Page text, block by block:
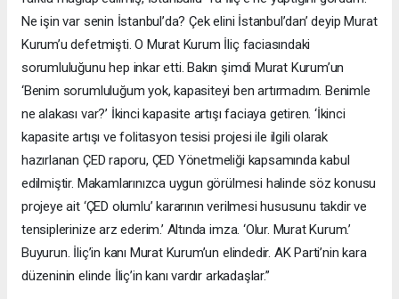
Ne işin var senin İstanbul’da? Çek elini İstanbul’dan’ deyip Murat
Kurum’u defetmişti. O Murat Kurum İliç faciasındaki
sorumluluğunu hep inkar etti. Bakın şimdi Murat Kurum’un
‘Benim sorumluluğum yok, kapasiteyi ben artırmadım. Benimle
ne alakası var?’ İkinci kapasite artışı faciaya getiren. ‘İkinci
kapasite artışı ve folitasyon tesisi projesi ile ilgili olarak
hazırlanan ÇED raporu, ÇED Yönetmeliği kapsamında kabul
edilmiştir. Makamlarınızca uygun görülmesi halinde söz konusu
projeye ait ‘ÇED olumlu’ kararının verilmesi hususunu takdir ve
tensiplerinize arz ederim.’ Altında imza. ‘Olur. Murat Kurum.’
Buyurun. İliç’in kanı Murat Kurum’un elindedir. AK Parti’nin kara
düzeninin elinde İliç’in kanı vardır arkadaşlar.”